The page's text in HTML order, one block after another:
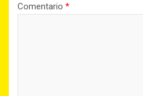
Comentario *